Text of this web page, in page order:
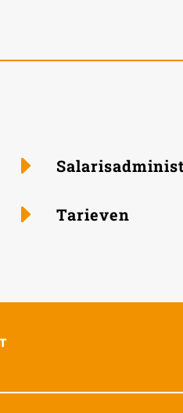
Tarieven